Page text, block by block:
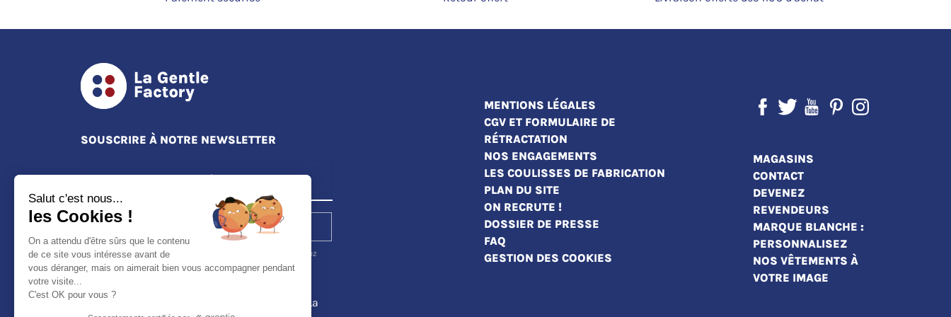
SOUSCRIRE À NOTRE NEWSLETTER
S'ABONNER
Vous pouvez vous désinscrire à tout moment. Vous trouverez
pour cela nos informations de contact dans les conditions
Je souhaite recevoir les newsletters de La
MENTIONS LÉGALES
CGV ET FORMULAIRE DE
RÉTRACTATION
NOS ENGAGEMENTS
LES COULISSES DE FABRICATION
PLAN DU SITE
ON RECRUTE !
DOSSIER DE PRESSE
FAQ
GESTION DES COOKIES
MAGASINS
CONTACT
DEVENEZ
REVENDEURS
MARQUE BLANCHE :
PERSONNALISEZ
NOS VÊTEMENTS À
VOTRE IMAGE
Salut c'est nous...
les Cookies !
On a attendu d'être sûrs que le contenu
de ce site vous intéresse avant de
vous déranger, mais on aimerait bien vous accompagner pendant
votre visite...
C'est OK pour vous ?